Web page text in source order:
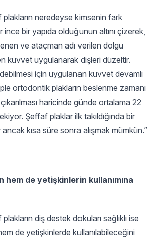
plakların neredeyse kimsenin fark
bir yapıda olduğunun altını çizerek,
ve ataçman adı verilen dolgu
kuvvet uygulanarak dişleri düzeltir.
için uygulanan kuvvet devamlı
ortodontik plakların beslenme zamanı
haricinde günde ortalama 22
Şeffaf plaklar ilk takıldığında bir
ancak kısa süre sonra alışmak mümkün.”
hem de yetişkinlerin kullanımına
plakların diş destek dokuları sağlıklı ise
de yetişkinlerde kullanılabileceğini